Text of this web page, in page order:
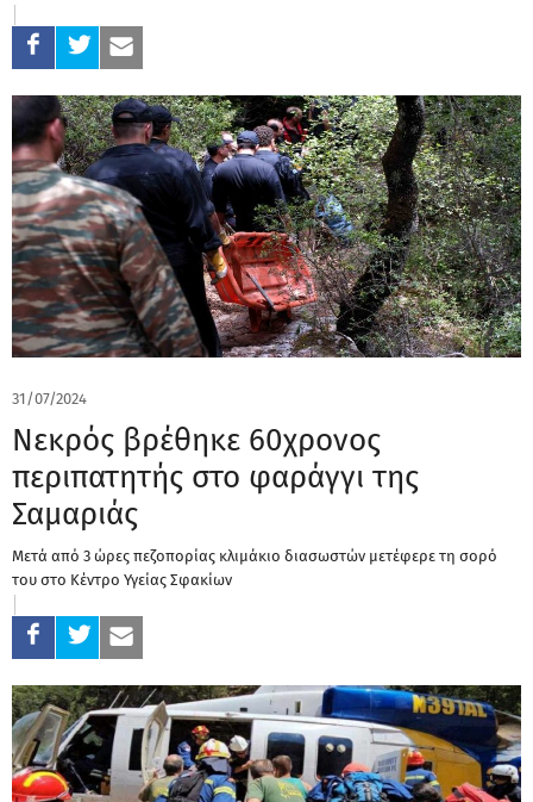
31/07/2024
Νεκρός βρέθηκε 60χρονος
περιπατητής στο φαράγγι της
Σαμαριάς
Μετά από 3 ώρες πεζοπορίας κλιμάκιο διασωστών μετέφερε τη σορό
του στο Κέντρο Υγείας Σφακίων